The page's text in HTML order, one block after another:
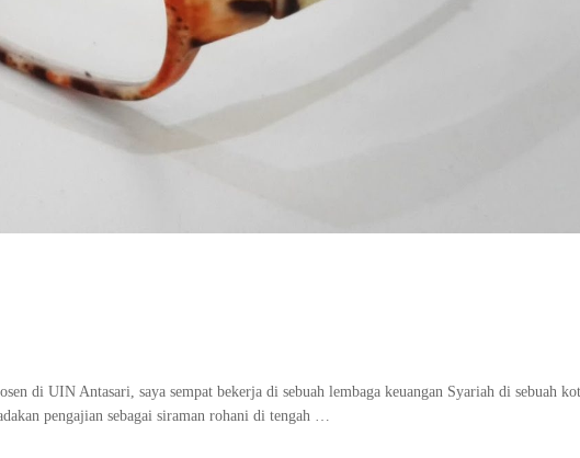
di UIN Antasari, saya sempat bekerja di sebuah lembaga keuangan Syariah di sebuah
pengajian sebagai siraman rohani di tengah …